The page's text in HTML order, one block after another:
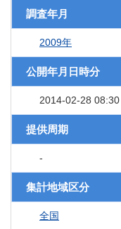
調査年月
2009年
公開年月日時分
2014-02-28 08:30
提供周期
-
集計地域区分
全国